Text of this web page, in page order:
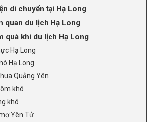
di chuyển tại Hạ Long
quan du lịch Hạ Long
quà khi du lịch Hạ Long
Hạ Long
Hạ Long
Quảng Yên
khô
khô
Yên Tử